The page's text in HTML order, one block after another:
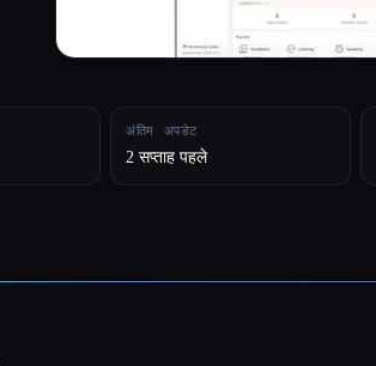
अंतिम अपडेट
2 सप्ताह पहले